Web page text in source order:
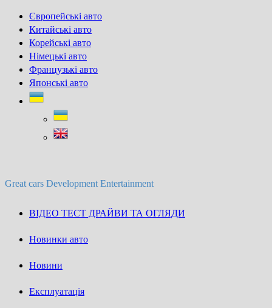
Skip
content
Європейські авто
Китайські авто
Корейські авто
Німецькі авто
Французькі авто
Японські авто
Great cars Development Entertainment
ВІДЕО ТЕСТ ДРАЙВИ ТА ОГЛЯДИ
Новинки авто
Новини
Експлуатація